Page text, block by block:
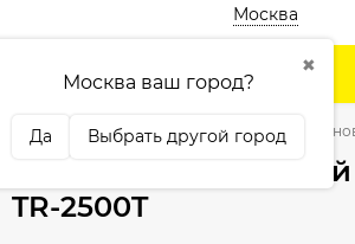
Москва
✖
Москва ваш город?
Да Выбрать другой город
КАТАЛОГ
техника Триммеры Триммер
Триммер
TR-2500T